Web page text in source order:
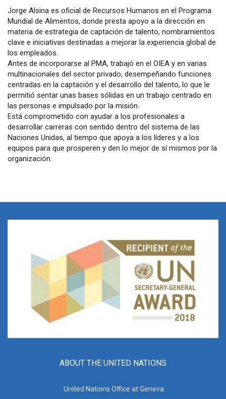
Jorge Alsina es oficial de Recursos Humanos en el Programa
Mundial de Alimentos, donde presta apoyo a la dirección en
materia de estrategia de captación de talento, nombramientos
clave e iniciativas destinadas a mejorar la experiencia global de
los empleados.
Antes de incorporarse al PMA, trabajó en el OIEA y en varias
multinacionales del sector privado, desempeñando funciones
centradas en la captación y el desarrollo del talento, lo que le
permitió sentar unas bases sólidas en un trabajo centrado en
las personas e impulsado por la misión.
Está comprometido con ayudar a los profesionales a
desarrollar carreras con sentido dentro del sistema de las
Naciones Unidas, al tiempo que apoya a los líderes y a los
equipos para que prosperen y den lo mejor de sí mismos por la
organización.
ABOUT THE UNITED NATIONS
United Nations Office at Geneva